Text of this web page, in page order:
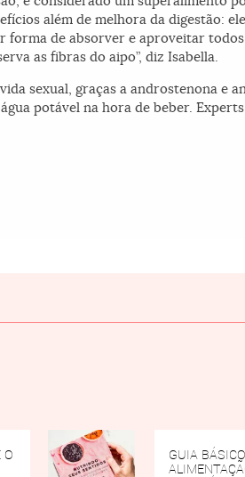
além de melhora da digestão:
forma de absorver e aproveitar todos
as fibras do aipo”, diz Isabella.
sexual, graças a androstenona e
potável na hora de beber. Experts
O
GUIA